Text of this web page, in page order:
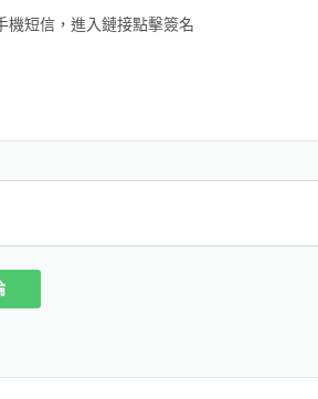
機短信，進入鏈接點擊簽名